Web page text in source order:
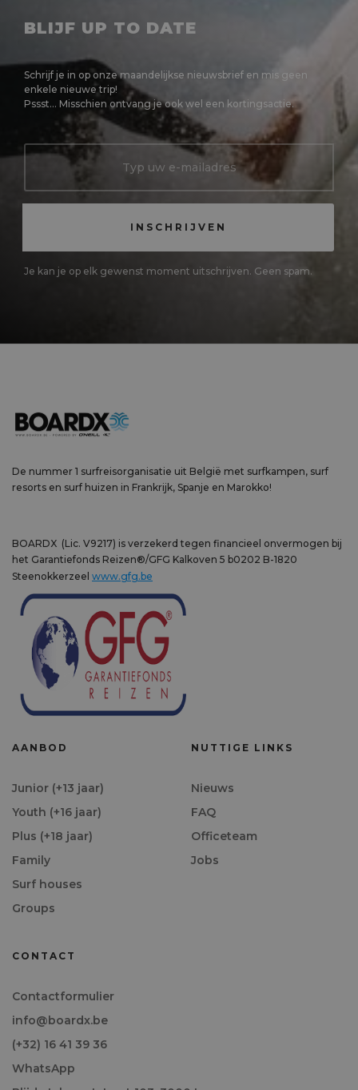
BLIJF UP TO DATE
Schrijf je in op onze maandelijkse nieuwsbrief en mis geen
enkele nieuwe trip!
Pssst... Misschien ontvang je ook wel een kortingsactie.
Je kan je op elk gewenst moment uitschrijven. Geen spam.
De nummer 1 surfreisorganisatie uit België met surfkampen, surf
resorts en surf huizen in Frankrijk, Spanje en Marokko!
BOARDX (Lic. V9217) is verzekerd tegen financieel onvermogen bij
het Garantiefonds Reizen®/GFG Kalkoven 5 b0202 B-1820
Steenokkerzeel www.gfg.be
AANBOD
Junior (+13 jaar)
Youth (+16 jaar)
Plus (+18 jaar)
Family
Surf houses
Groups
NUTTIGE LINKS
Nieuws
FAQ
Officeteam
Jobs
CONTACT
Contactformulier
info@boardx.be
(+32) 16 41 39 36
WhatsApp